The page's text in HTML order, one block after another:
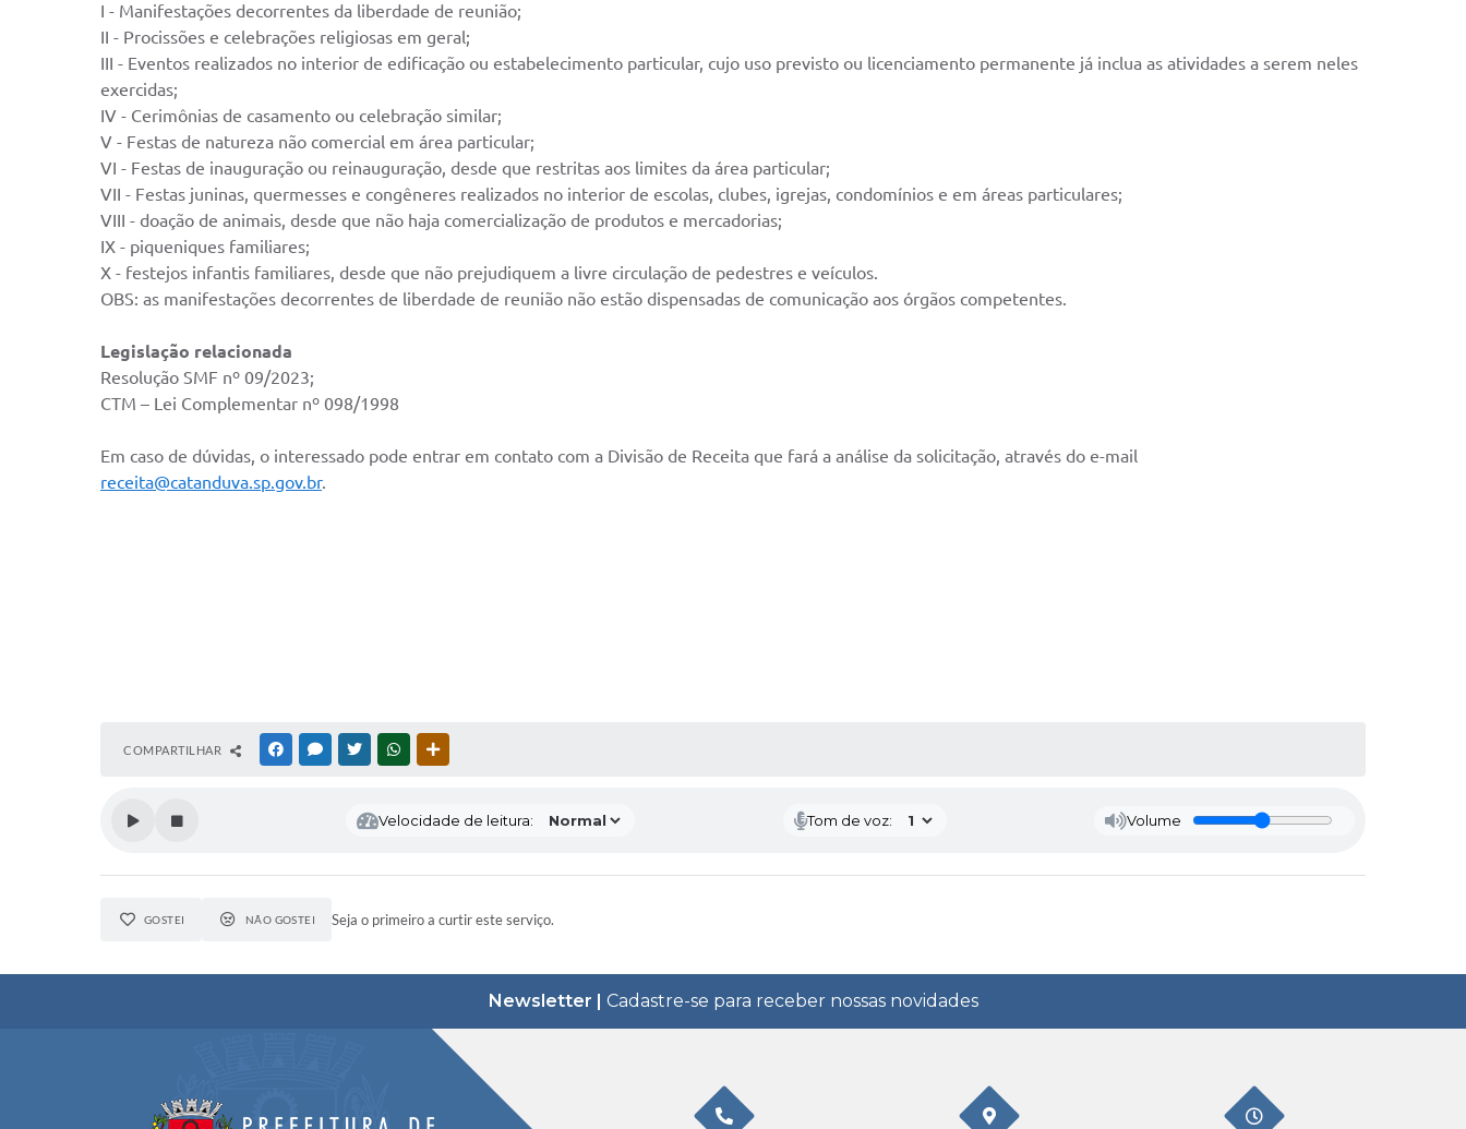
I - Manifestações decorrentes da liberdade de reunião;
II - Procissões e celebrações religiosas em geral;
III - Eventos realizados no interior de edificação ou estabelecimento particular, cujo uso previsto ou licenciamento permanente já inclua as atividades a serem neles
exercidas;
IV - Cerimônias de casamento ou celebração similar;
V - Festas de natureza não comercial em área particular;
VI - Festas de inauguração ou reinauguração, desde que restritas aos limites da área particular;
VII - Festas juninas, quermesses e congêneres realizados no interior de escolas, clubes, igrejas, condomínios e em áreas particulares;
VIII - doação de animais, desde que não haja comercialização de produtos e mercadorias;
IX - piqueniques familiares;
X - festejos infantis familiares, desde que não prejudiquem a livre circulação de pedestres e veículos.
OBS: as manifestações decorrentes de liberdade de reunião não estão dispensadas de comunicação aos órgãos competentes.
Legislação relacionada
Resolução SMF nº 09/2023;
CTM – Lei Complementar nº 098/1998
Em caso de dúvidas, o interessado pode entrar em contato com a Divisão de Receita que fará a análise da solicitação, através do e-mail
receita@catanduva.sp.gov.br.
COMPARTILHAR FACEBOOKMESSENGER
TWITTERWHATSAPP
Velocidade de leitura: Tom de voz: Volume
GOSTEI NÃO GOSTEI Seja o primeiro a curtir este serviço.
Newsletter | Cadastre-se para receber nossas novidades